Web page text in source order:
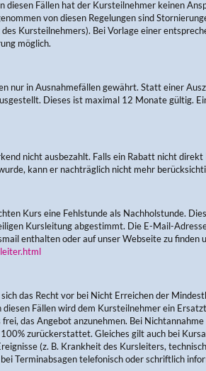
diesen Fällen hat der Kursteilnehmer keinen
von diesen Regelungen sind
Kursteilnehmers). Bei Vorlage einer
möglich.
nur in Ausnahmefällen gewährt. Statt einer
Dieses ist maximal 12 Monate gültig.
nicht ausbezahlt. Falls ein Rabatt nicht direkt
kann er nachträglich nicht mehr
Kurs eine Fehlstunde als Nachholstunde.
Kursleitung abgestimmt. Die E-Mail-
enthalten oder auf unser Webseite zu finden
das Recht vor bei Nicht Erreichen der
diesen Fällen wird dem Kursteilnehmer ein
das Angebot anzunehmen. Bei
zurückerstattet. Gleiches gilt auch bei
(z. B. Krankheit des Kursleiters,
Terminabsagen telefonisch oder schriftlich